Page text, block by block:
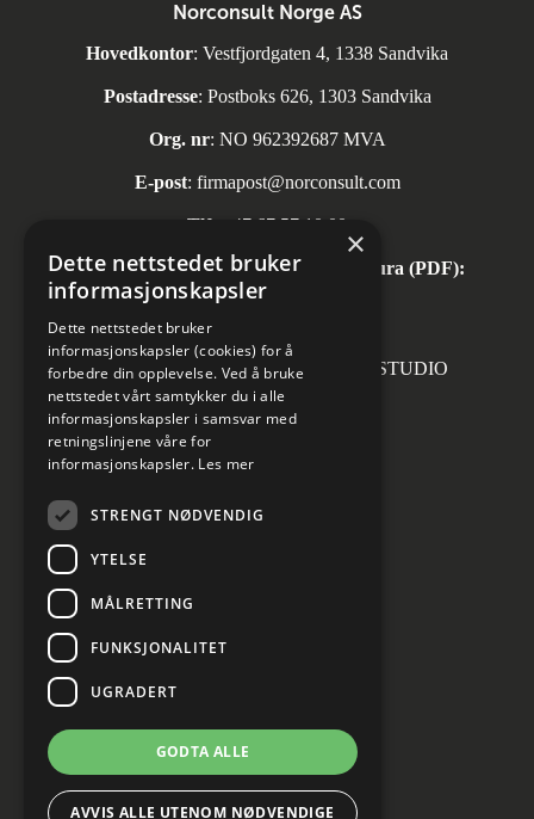
Norconsult Norge AS
Hovedkontor: Vestfjordgaten 4, 1338 Sandvika
Postadresse: Postboks 626, 1303 Sandvika
Org. nr: NO 962392687 MVA
E-post: firmapost@norconsult.com
Tlf: +47 67 57 10 00
Automatisk mottak av inngående faktura (PDF):
invoice.no@norconsult.com
Forsidefoto: RASMUS HJORTSHOJ STUDIO
Cookies innstillinger
×
Dette nettstedet bruker
informasjonskapsler
Dette nettstedet bruker
informasjonskapsler (cookies) for å
forbedre din opplevelse. Ved å bruke
nettstedet vårt samtykker du i alle
informasjonskapsler i samsvar med
retningslinjene våre for
informasjonskapsler. Les mer
STRENGT NØDVENDIG
YTELSE
MÅLRETTING
FUNKSJONALITET
UGRADERT
GODTA ALLE
AVVIS ALLE UTENOM NØDVENDIGE